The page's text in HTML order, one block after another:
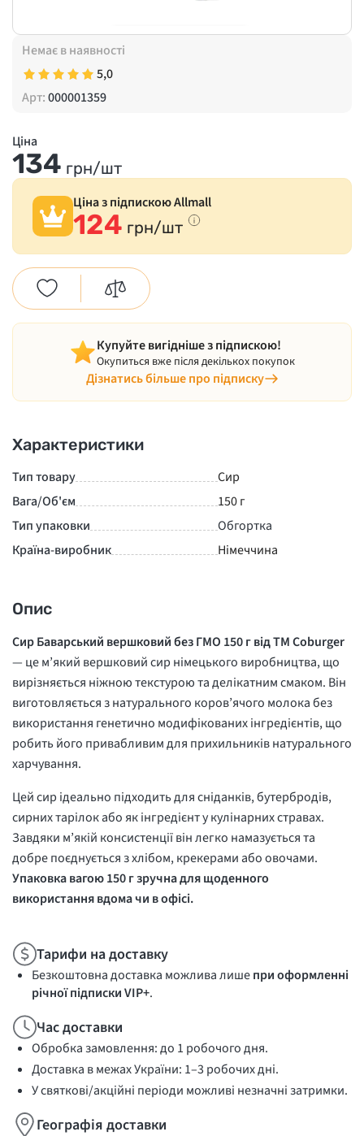
Немає в наявності
5,0
Арт:000001359
Ціна
134 грн/шт
Ціна з підпискою Allmall
124 грн/шт
Купуйте вигідніше з підпискою!
Окупиться вже після декількох покупок
Дізнатись більше про підписку
Характеристики
Тип товару
Сир
Вага/Об'єм
150 г
Тип упаковки
Обгортка
Країна-виробник
Німеччина
Опис
Сир Баварський вершковий без ГМО 150 г від ТМ Coburger
— це м’який вершковий сир німецького виробництва, що
вирізняється ніжною текстурою та делікатним смаком. Він
виготовляється з натурального коров’ячого молока без
використання генетично модифікованих інгредієнтів, що
робить його привабливим для прихильників натурального
харчування.
Цей сир ідеально підходить для сніданків, бутербродів,
сирних тарілок або як інгредієнт у кулінарних стравах.
Завдяки м’якій консистенції він легко намазується та
добре поєднується з хлібом, крекерами або овочами.
Упаковка вагою 150 г зручна для щоденного
використання вдома чи в офісі.
Тарифи на доставку
Безкоштовна доставка можлива лишепри оформленні
річної підписки VIP+.
Час доставки
Обробка замовлення: до 1 робочого дня.
Доставка в межах України: 1–3 робочих дні.
У святкові/акційні періоди можливі незначні затримки.
Географія доставки